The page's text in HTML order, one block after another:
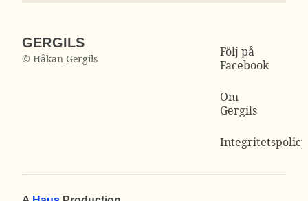
GERGILS
© Håkan Gergils
Följ på
Facebook
Om
Gergils
Integritetspolicy